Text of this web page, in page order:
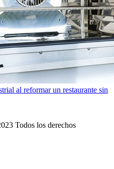
al reformar un restaurante sin
Todos los derechos